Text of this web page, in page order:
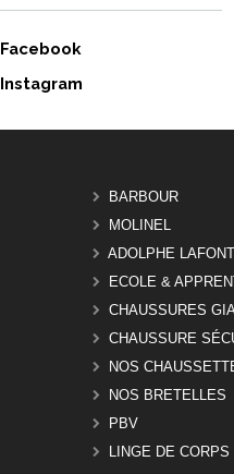
Facebook
Instagram
BARBOUR
MOLINEL
ADOLPHE LAFONT
ECOLE &
CHAUSSURES
CHAUSSURE
NOS
NOS BRETELLES
PBV
LINGE DE CORPS